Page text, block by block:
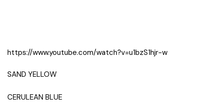
https://www.youtube.com/watch?v=u1bzS1hjr-w
SAND YELLOW
CERULEAN BLUE